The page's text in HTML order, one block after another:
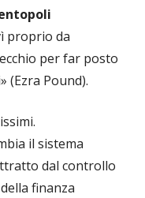
proprio da
per far posto
(Ezra Pound).
il sistema
dal controllo
finanza